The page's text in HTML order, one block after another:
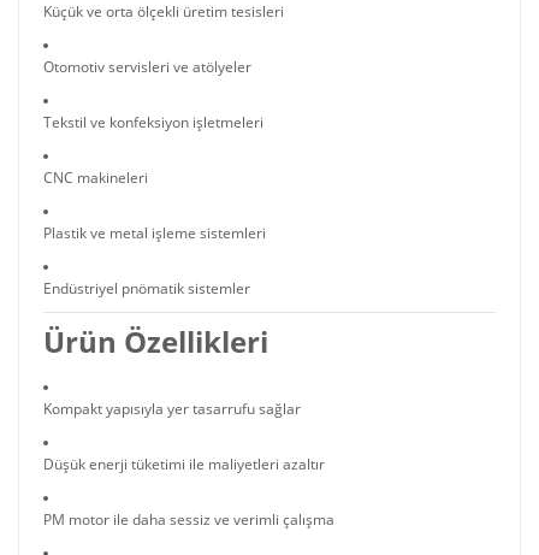
Küçük ve orta ölçekli üretim tesisleri
Otomotiv servisleri ve atölyeler
Tekstil ve konfeksiyon işletmeleri
CNC makineleri
Plastik ve metal işleme sistemleri
Endüstriyel pnömatik sistemler
Ürün Özellikleri
Kompakt yapısıyla yer tasarrufu sağlar
Düşük enerji tüketimi ile maliyetleri azaltır
PM motor ile daha sessiz ve verimli çalışma